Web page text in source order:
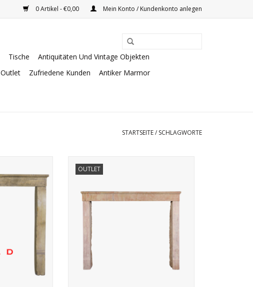
0 Artikel - €0,00 Mein Konto / Kundenkonto anlegen
Tische
Antiquitäten Und Vintage Objekten
Outlet Zufriedene Kunden
Antiker Marmor
STARTSEITE/ SCHLAGWORTE
OUTLETantiken Stil für große Feuer.